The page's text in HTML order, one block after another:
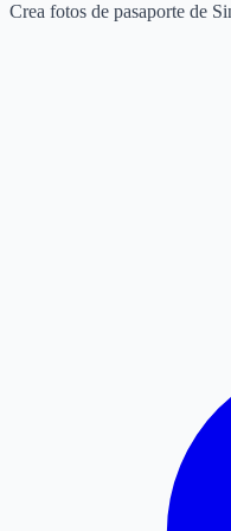
Crea fotos de pasaporte de